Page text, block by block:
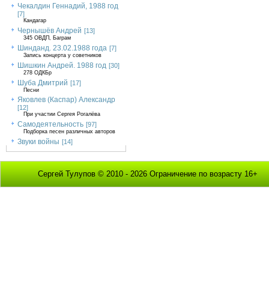
Чекалдин Геннадий, 1988 год
[7]
Кандагар
Чернышёв Андрей [13]
345 ОВДП, Баграм
Шинданд. 23.02.1988 года [7]
Запись концерта у советников
Шишкин Андрей. 1988 год [30]
278 ОДКБр
Шуба Дмитрий [17]
Песни
Яковлев (Каспар) Александр
[12]
При участии Сергея Рогалёва
Самодеятельность [97]
Подборка песен различных авторов
Звуки войны [14]
Сергей Тулупов © 2010 - 2026 Ограничение по возрасту 16+